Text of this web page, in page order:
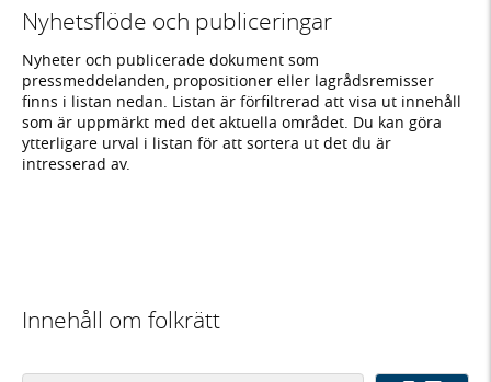
Nyhetsflöde och publiceringar
Nyheter och publicerade dokument som
pressmeddelanden, propositioner eller lagrådsremisser
finns i listan nedan. Listan är förfiltrerad att visa ut innehåll
som är uppmärkt med det aktuella området. Du kan göra
ytterligare urval i listan för att sortera ut det du är
intresserad av.
Innehåll om folkrätt